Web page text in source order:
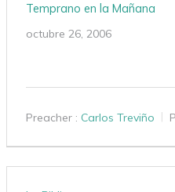
Temprano en la Mañana
octubre 26, 2006
Preacher : Carlos Treviño